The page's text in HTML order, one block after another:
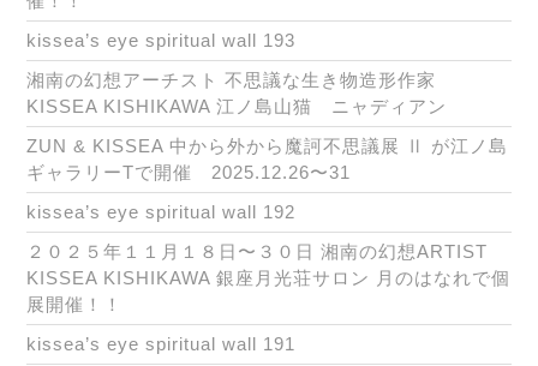
kissea’s eye spiritual wall 193
湘南の幻想アーチスト 不思議な生き物造形作家
KISSEA KISHIKAWA 江ノ島山猫 ニャディアン
ZUN & KISSEA 中から外から魔訶不思議展 Ⅱ が江ノ島
ギャラリーTで開催 2025.12.26〜31
kissea’s eye spiritual wall 192
２０２５年１１月１８日〜３０日 湘南の幻想ARTIST
KISSEA KISHIKAWA 銀座月光荘サロン 月のはなれで個
展開催！！
kissea’s eye spiritual wall 191